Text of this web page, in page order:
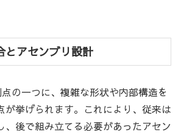
とアセンブリ設計
の一つに、複雑な形状や内部構造を
が挙げられます。これにより、従来は
、後で組み立てる必要があったアセン